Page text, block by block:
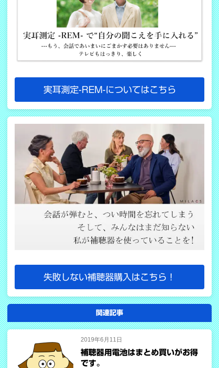
実耳測定-REM-についてはこちら
失敗しない補聴器購入はこちら！
関連記事
2019年6月11日
補聴器用電池はまとめ買いがお得
です。